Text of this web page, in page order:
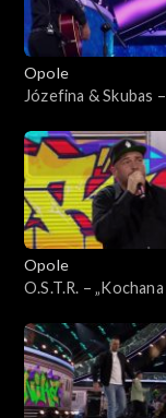
Opole
Józefina & Skubas
Koncert „Premiery”
Opole
O.S.T.R. –
Jedno podwórko”